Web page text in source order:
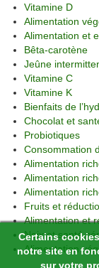
Certains
notre site en
sur votre
Vitamine D
Alimentation
Alimentation et
Bêta-carotène
Jeûne
Vitamine C
Vitamine K
Bienfaits de
Chocolat et
Probiotiques
Consommation
Alimentation
Alimentation
Alimentation
Fruits et
Alimentation et
Noix et santé
Alimentation